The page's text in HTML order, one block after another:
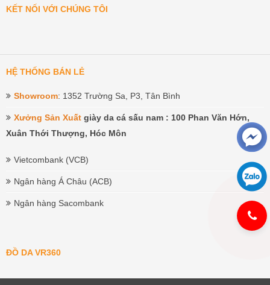
KẾT NỐI VỚI CHÚNG TÔI
HỆ THỐNG BÁN LẺ
Showroom: 1352 Trường Sa, P3, Tân Bình
Xưởng Sản Xuất giày da cá sấu nam : 100 Phan Văn Hớn,
Xuân Thới Thượng, Hóc Môn
Vietcombank (VCB)
Ngân hàng Á Châu (ACB)
Ngân hàng Sacombank
ĐỒ DA VR360